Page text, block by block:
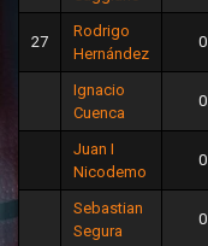
27
Rodrigo
Hernández
0
Ignacio
Cuenca
0
Juan I
Nicodemo
0
Sebastian
Segura
0